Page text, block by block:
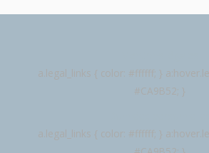
a.legal_links { color: #ffffff; }
#CA9B52; }
a.legal_links { color: #ffffff; }